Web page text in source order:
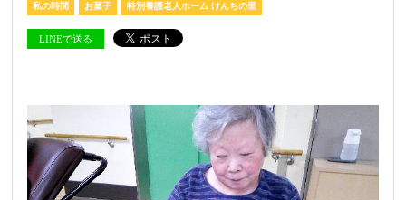
私の時間 お菓子 特別養護老人ホーム けんちの里
LINEで送る